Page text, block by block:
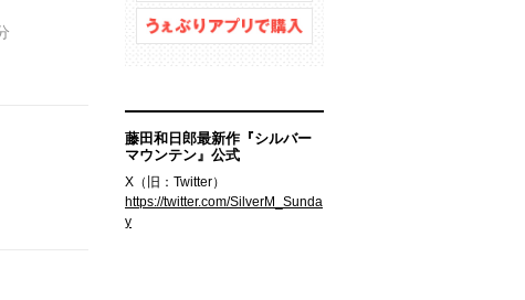
藤田和日郎最新作『シルバー
マウンテン』公式
X（旧：Twitter）
https://twitter.com/SilverM_Sunda
y